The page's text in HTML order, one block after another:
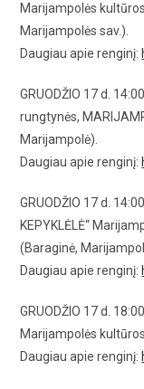
Marijampolės
Marijampolės sav.).
Daugiau apie renginį:
GRUODŽIO 17 d.
rungtynės,
Marijampolė).
Daugiau apie renginį:
GRUODŽIO 17 d.
KEPYKLĖLĖ“
(Baraginė,
Daugiau apie renginį:
GRUODŽIO 17 d.
Marijampolės
Daugiau apie renginį: